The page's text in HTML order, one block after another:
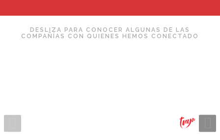
DESLIZA PARA CONOCER ALGUNAS DE LAS
COMPAÑÍAS CON QUIENES HEMOS CONECTADO